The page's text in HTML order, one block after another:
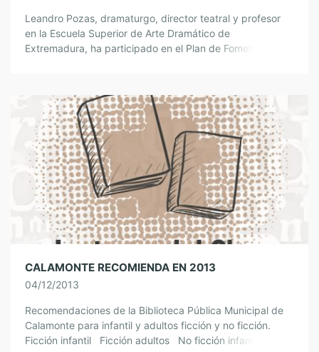
Leandro Pozas, dramaturgo, director teatral y profesor
en la Escuela Superior de Arte Dramático de
Extremadura, ha participado en el Plan de Fomento de
CALAMONTE RECOMIENDA EN 2013
04/12/2013
Recomendaciones de la Biblioteca Pública Municipal de
Calamonte para infantil y adultos ficción y no ficción.
Ficción infantil Ficción adultos No ficción infantil No